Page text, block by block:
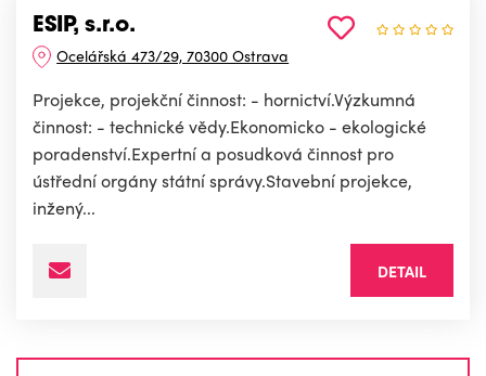
ESIP, s.r.o.
Ocelářská 473/29, 70300 Ostrava
Projekce, projekční činnost: - hornictví.Výzkumná
činnost: - technické vědy.Ekonomicko - ekologické
poradenství.Expertní a posudková činnost pro
ústřední orgány státní správy.Stavební projekce,
inžený...
DETAIL